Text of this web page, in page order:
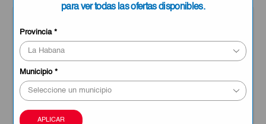
para ver todas las ofertas disponibles.
Provincia*
Municipio*
APLICAR